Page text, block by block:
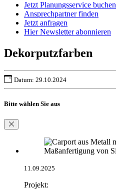
Jetzt Planungsservice buchen
Ansprechpartner finden
Jetzt anfragen
Hier Newsletter abonnieren
Dekorputzfarben
Datum: 29.10.2024
Bitte wählen Sie aus
11.09.2025
Projekt: